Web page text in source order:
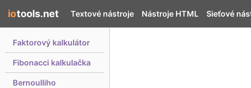
iotools.net Textové nástroje Nástroje HTML Sieťové
Faktorový kalkulátor
Fibonacci kalkulačka
Bernoulliho